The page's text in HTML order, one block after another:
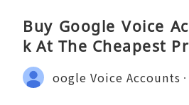
Buy Google Voice
k At The Cheapest
oogle Voice Accounts